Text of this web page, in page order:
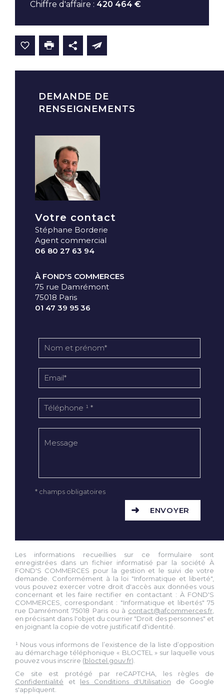
Chiffre d'affaire : 420 464 €
DEMANDE DE
RENSEIGNEMENTS
Votre contact
Stéphane Borderie
Agent commercial
06 80 27 63 94
À FOND'S COMMERCES
75 rue Damrémont
75018 Paris
01 47 39 95 36
* champs obligatoires
ENVOYER
Les informations recueillies sur ce formulaire sont
enregistrées dans un fichier informatisé par la société À
FOND'S COMMERCES pour la gestion et le suivi de votre
demande. Conformément à la loi "Informatique et liberté",
vous pouvez exercer votre droit d'accès aux données vous
concernant et les faire rectifier en contactant : À FOND'S
COMMERCES, correspondant : "Informatique et libertés" 75
rue Damrémont 75018 Paris ou à contact@afcommerces.fr
en précisant dans l'objet du courrier "Droit des personnes" et
en joignant la copie de votre justificatif d'identité.
¹ Nous vous informons de l’existence de la liste d’opposition
au démarchage téléphonique « BLOCTEL » sur laquelle vous
pouvez vous inscrire (bloctel.gouv.fr).
Ce site est protégé par reCAPTCHA, les règles de
Confidentialité et les Conditions d'Utilisation de Google
s'appliquent.